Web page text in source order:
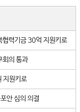
협력기금 30억 지원키로
회의 통과
지원키로
안 심의 의결